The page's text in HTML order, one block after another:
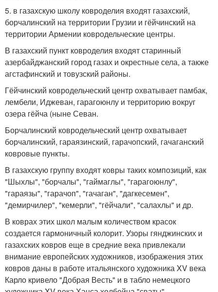
5. в газахскую школу ковроделия входят газахский,
борчалинский на территории Грузии и гёйчинский на
территории Армении ковродельческие центры.
В газахский пункт ковроделия входят старинный
азербайджанский город газах и окрестные села, а также
агстафинский и товузский районы.
Гёйчинский ковродельческий центр охватывает памбак,
лембели, Иджеван, гарагоюнлу и территорию вокруг
озера гёйча (ныне Севан.
Борчалинский ковродельческий центр охватывает
борчалинский, гараязинский, гарачопский, гачаганский
ковровые пункты.
В газахскую группу входят ковры таких композиций, как
"Шыхлы", "борчалы", "гаймаглы", "гарагоюнлу",
"гараязы", "гарачоп", "гачаган", "дагкесемен",
"демирчилер", "кемерли", "гёйчали", "салахлы" и др.
В коврах этих школ малым количеством красок
создается гармоничный колорит. Узоры гянджинских и
газахских ковров еще в средние века привлекали
внимание европейских художников, изображения этих
ковров даны в работе итальянского художника XV века
Карло кривело "Добрая Весть" и в табло немецкого